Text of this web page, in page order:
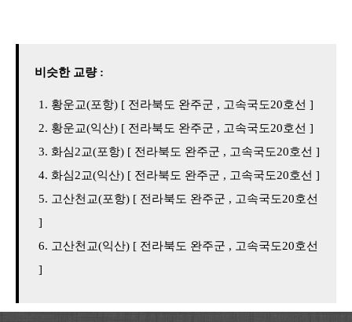
비슷한 교량 :
황운교(포항) [ 전라북도 완주군 , 고속국도20호선 ]
황운교(익산) [ 전라북도 완주군 , 고속국도20호선 ]
화심2교(포항) [ 전라북도 완주군 , 고속국도20호선 ]
화심2교(익산) [ 전라북도 완주군 , 고속국도20호선 ]
고산천교(포항) [ 전라북도 완주군 , 고속국도20호선
]
고산천교(익산) [ 전라북도 완주군 , 고속국도20호선
]